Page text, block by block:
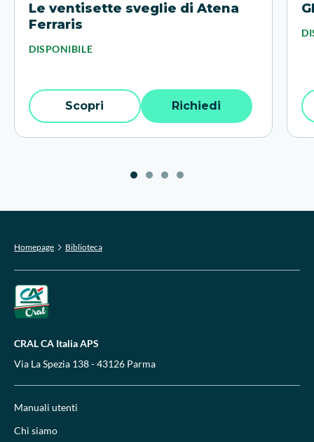
Le ventisette sveglie di Atena
Ferraris
DISPONIBILE
Scopri Richiedi
Homepage Biblioteca
CRAL CA Italia APS
Via La Spezia 138 - 43126 Parma
Manuali utenti
Chi siamo